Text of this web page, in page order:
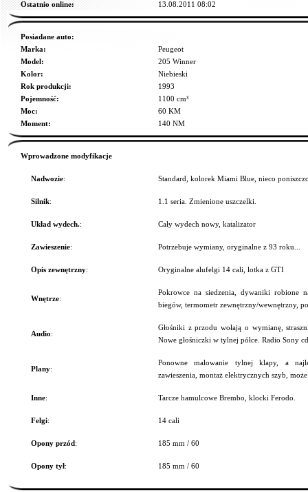
Ostatnio online:
13.08.2011 08:02
Posiadane auto:
Marka:
Peugeot
Model:
205 Winner
Kolor:
Niebieski
Rok produkcji:
1993
Pojemność:
1100 cm³
Moc:
60 KM
Moment:
140 NM
Wprowadzone modyfikacje
Nadwozie: Standard, kolorek Miami Blue, nieco
Silnik: 1.1 seria. Zmienione uszczelki.
Układ wydech.: Cały wydech nowy, katalizator
Zawieszenie: Potrzebuje wymiany, oryginalne z 93 roku...
Opis zewnętrzny: Oryginalne alufelgi 14 cali, lotka z GTI
Wnętrze:
Pokrowce na siedzenia, dywaniki robione
biegów, termometr zewnętrzny/wewnętrzny,
Audio:
Głośniki z przodu wołają o wymianę,
Nowe głośniczki w tylnej półce. Radio Sony
Plany:
Ponowne malowanie tylnej klapy, a
zawieszenia, montaż elektrycznych szyb, może
Inne: Tarcze hamulcowe Brembo, klocki Ferodo.
Felgi: 14 cali
Opony przód: 185 mm / 60
Opony tył: 185 mm / 60